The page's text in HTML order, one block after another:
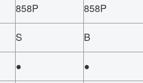
858P 858P
S B
● ●